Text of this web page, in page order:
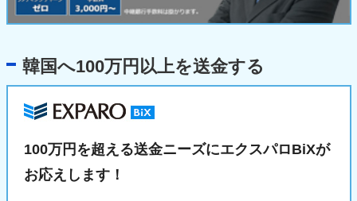
韓国へ100万円以上を送金する
100万円を超える送金ニーズにエクスパロBiXが
お応えします！